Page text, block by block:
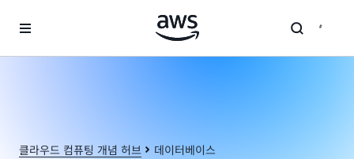
클라우드 컴퓨팅 개념 허브 데이터베이스